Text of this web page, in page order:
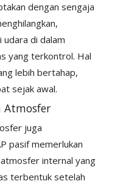
dengan sengaja
udara di dalam
yang terkontrol. Hal
lebih bertahap,
sejak awal.
Atmosfer
juga
pasif memerlukan
internal yang
terbentuk setelah